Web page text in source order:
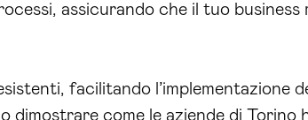
assicurando che il tuo
facilitando l’implementazione
dimostrare come le aziende di Torino